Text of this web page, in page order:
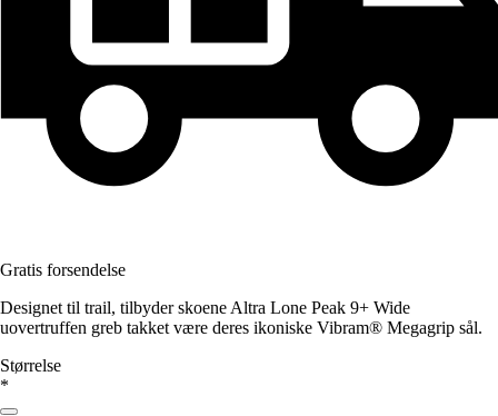
Gratis forsendelse
Designet til trail, tilbyder skoene Altra Lone Peak 9+ Wide
uovertruffen greb takket være deres ikoniske Vibram® Megagrip sål.
Størrelse
*